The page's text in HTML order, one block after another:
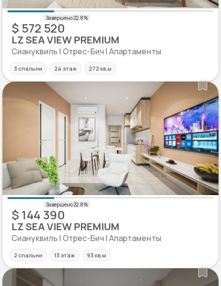
$ 572 520
LZ SEA VIEW PREMIUM
Сиануквиль | Отрес-Бич | Апартаменты
3 спальни 24 этаж 272 кв.м
$ 144 390
LZ SEA VIEW PREMIUM
Сиануквиль | Отрес-Бич | Апартаменты
2 спальни 13 этаж 93 кв.м